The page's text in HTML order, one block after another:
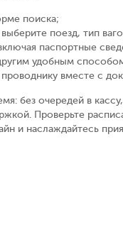
поиска;
поезд, тип
паспортные
удобным
вместе с
без очередей в
Проверьте
и наслаждайтесь